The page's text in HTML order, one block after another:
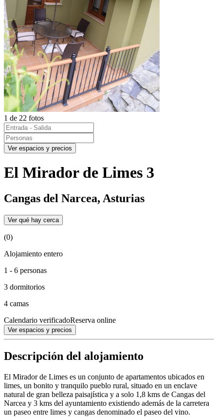
1 de 22 fotos
Ver espacios y precios
El Mirador de Limes 3
Cangas del Narcea, Asturias
Ver qué hay cerca
(0)
Alojamiento entero
1 - 6 personas
3 dormitorios
4 camas
Calendario verificadoReserva online
Ver espacios y precios
Descripción del alojamiento
El Mirador de Limes es un conjunto de apartamentos ubicados en
limes, un bonito y tranquilo pueblo rural, situado en un enclave
natural de gran belleza paisajística y a solo 1,8 kms de Cangas del
Narcea y 3 kms del ayuntamiento existiendo además de la carretera
un paseo entre limes y cangas denominado el paseo del vino.